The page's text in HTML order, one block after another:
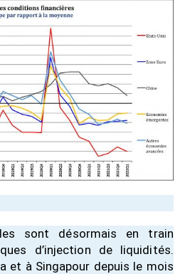
sont désormais en train
d’injection de liquidités.
et à Singapour depuis le mois